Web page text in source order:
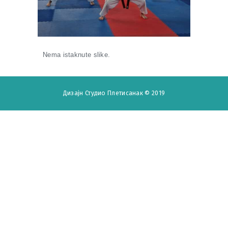
Nema istaknute slike.
Дизајн Студио Плетисанак© 2019